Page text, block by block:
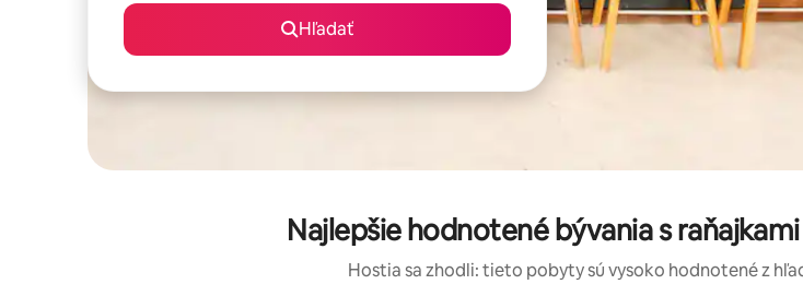
Hľadať
Najlepšie hodnotené bývania s
Hostia sa zhodli: tieto pobyty sú vysoko hodnotené z